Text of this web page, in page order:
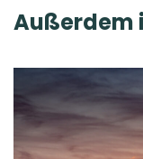
e
l
Außerdem